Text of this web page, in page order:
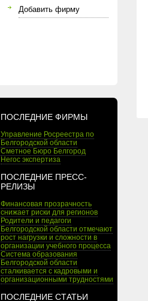
Добавить фирму
ПОСЛЕДНИЕ ФИРМЫ
Управление Росреестра по
Белгородской области
Сметное Бюро Белгород
Негос экспертиза
ПОСЛЕДНИЕ ПРЕСС-
РЕЛИЗЫ
Финансовая прозрачность
снижает риски для регионов
Родители и педагоги
Белгородской области отмечают
рост нагрузки и сложности в
организации учебного процесса
Система образования
Белгородской области
сталкивается с кадровыми и
организационными трудностями
ПОСЛЕДНИЕ СТАТЬИ